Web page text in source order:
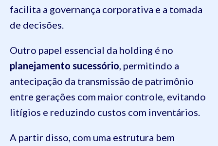
facilita a governança corporativa e a tomada
de decisões.
Outro papel essencial da holding é no
planejamento sucessório , permitindo a
antecipação da transmissão de patrimônio
entre gerações com maior controle, evitando
litígios e reduzindo custos com inventários.
A partir disso, com uma estrutura bem